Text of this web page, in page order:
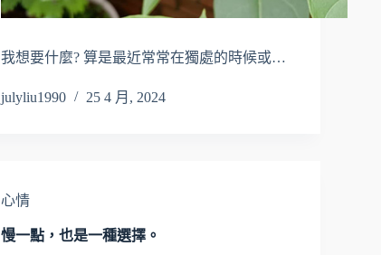
我想要什麼? 算是最近常常在獨處的時候或…
julyliu1990 25 4 月, 2024
心情
慢一點，也是一種選擇。